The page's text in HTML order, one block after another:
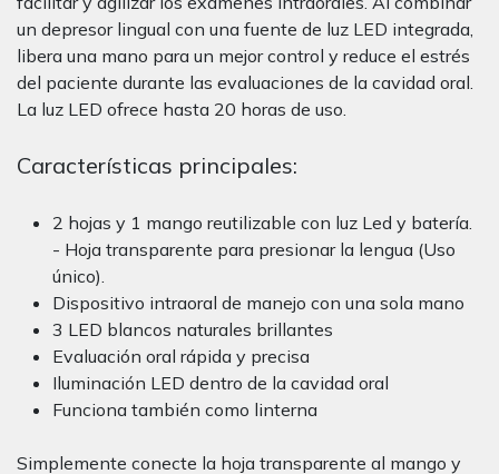
un depresor lingual con una fuente de luz LED integrada,
libera una mano para un mejor control y reduce el estrés
del paciente durante las evaluaciones de la cavidad oral.
La luz LED ofrece hasta 20 horas de uso.
Características principales:
2 hojas y 1 mango reutilizable con luz Led y batería.
- Hoja transparente para presionar la lengua (Uso
único).
Dispositivo intraoral de manejo con una sola mano
3 LED blancos naturales brillantes
Evaluación oral rápida y precisa
Iluminación LED dentro de la cavidad oral
Funciona también como linterna
Simplemente conecte la hoja transparente al mango y